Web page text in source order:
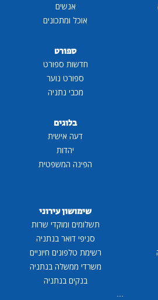
אנשים
אוכל ומתכונים
ספורט
חדשות ספורט
ספורט נוער
מכבי נתניה
בלוגים
דעה אישית
יהדות
הפינה המשפטית
שימושון עירוני
תשלומים ומוקדי שרות
סניפי דואר בנתניה
רשימת טלפונים חיוניים
משרדי ממשלה בנתניה
בנקים בנתניה
...